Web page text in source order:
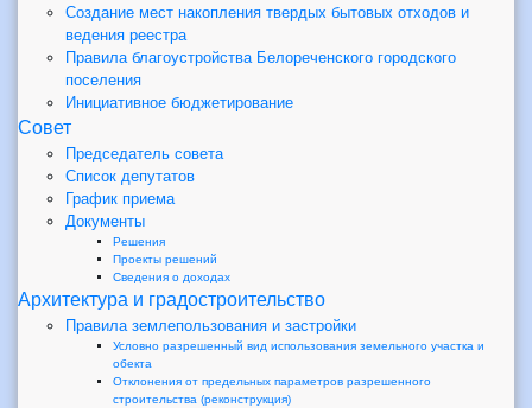
Создание мест накопления твердых бытовых отходов и
ведения реестра
Правила благоустройства Белореченского городского
поселения
Инициативное бюджетирование
Совет
Председатель совета
Список депутатов
График приема
Документы
Решения
Проекты решений
Сведения о доходах
Архитектура и градостроительство
Правила землепользования и застройки
Условно разрешенный вид использования земельного участка и
обекта
Отклонения от предельных параметров разрешенного
строительства (реконструкция)